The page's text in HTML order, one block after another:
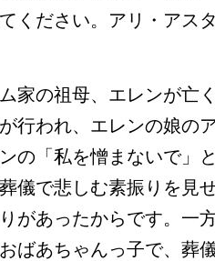
ください。アリ・アス
家の祖母、エレンが亡
行われ、エレンの娘の
の「私を憎まないで」
儀で悲しむ素振りを見
があったからです。一
ばあちゃんっ子で、葬